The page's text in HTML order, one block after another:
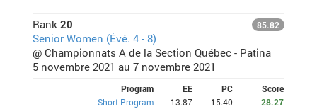
Rank 20 85.82
Senior Women (Évé. 4 - 8)
@ Championnats A de la Section Québec - Patina
5 novembre 2021 au 7 novembre 2021
Program EE PC
Score
Short Program
13.87 15.40
28.27